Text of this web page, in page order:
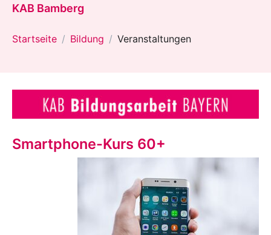
KAB Bamberg
Startseite Bildung Veranstaltungen
Smartphone-Kurs 60+